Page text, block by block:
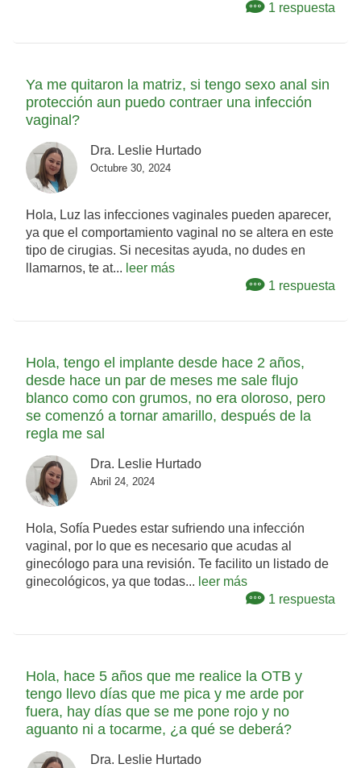
1 respuesta
Ya me quitaron la matriz, si tengo sexo anal sin
protección aun puedo contraer una infección
vaginal?
Dra. Leslie Hurtado
Octubre 30, 2024
Hola, Luz las infecciones vaginales pueden aparecer,
ya que el comportamiento vaginal no se altera en este
tipo de cirugias. Si necesitas ayuda, no dudes en
llamarnos, te at... leer más
1 respuesta
Hola, tengo el implante desde hace 2 años,
desde hace un par de meses me sale flujo
blanco como con grumos, no era oloroso, pero
se comenzó a tornar amarillo, después de la
regla me sal
Dra. Leslie Hurtado
Abril 24, 2024
Hola, Sofía Puedes estar sufriendo una infección
vaginal, por lo que es necesario que acudas al
ginecólogo para una revisión. Te facilito un listado de
ginecológicos, ya que todas... leer más
1 respuesta
Hola, hace 5 años que me realice la OTB y
tengo llevo días que me pica y me arde por
fuera, hay días que se me pone rojo y no
aguanto ni a tocarme, ¿a qué se deberá?
Dra. Leslie Hurtado